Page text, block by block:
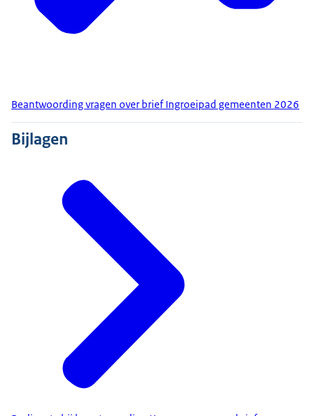
Beantwoording vragen over brief Ingroeipad gemeenten 2026
Bijlagen